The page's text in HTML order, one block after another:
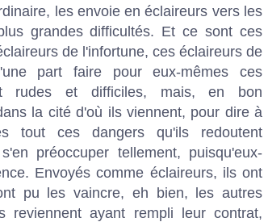
les envoie en éclaireurs vers les
grandes difficultés. Et ce sont ces
de l'infortune, ces éclaireurs de
part faire pour eux-mêmes ces
rudes et difficiles, mais, en bon
la cité d'où ils viennent, pour dire à
tout ces dangers qu'ils redoutent
préoccuper tellement, puisqu'eux-
Envoyés comme éclaireurs, ils ont
pu les vaincre, eh bien, les autres
reviennent ayant rempli leur contrat,